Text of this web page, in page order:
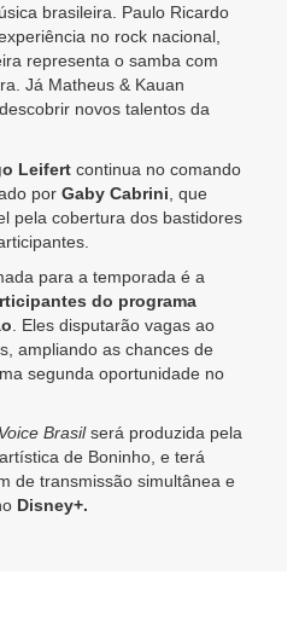
brasileira. Paulo Ricardo
no rock nacional,
representa o samba com
Já Matheus & Kauan
novos talentos da
Leifert continua no comando
por Gaby Cabrini , que
pela cobertura dos bastidores
para a temporada é a
do programa
. Eles disputarão vagas ao
ampliando as chances de
segunda oportunidade no
Brasilserá produzida pela
de Boninho, e terá
de transmissão simultânea e
Disney+.